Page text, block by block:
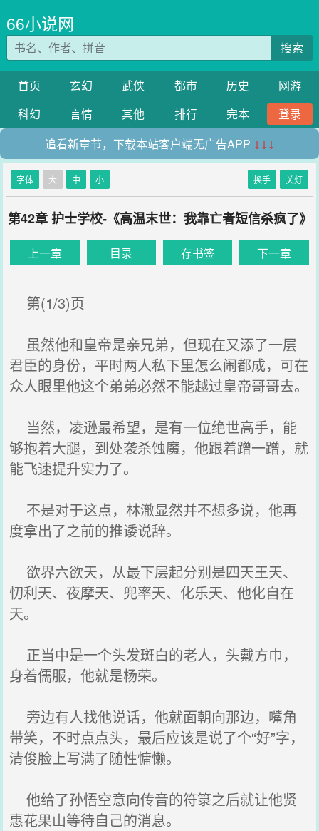
66小说网
搜索
首页 玄幻 武侠 都市 历史
网游
科幻
言情 其他 排行 完本
登录
追看新章节，下载本站客户端无广告APP ↓↓↓
字体 大 中 小 换手 关灯
第42章 护士学校-《高温末世：我靠亡者短信杀疯了》
上一章 目录 存书签 下一章
第(1/3)页
虽然他和皇帝是亲兄弟，但现在又添了一层
君臣的身份，平时两人私下里怎么闹都成，可在
众人眼里他这个弟弟必然不能越过皇帝哥哥去。
当然，凌逊最希望，是有一位绝世高手，能
够抱着大腿，到处袭杀蚀魔，他跟着蹭一蹭，就
能飞速提升实力了。
不是对于这点，林澈显然并不想多说，他再
度拿出了之前的推诿说辞。
欲界六欲天，从最下层起分别是四天王天、
忉利天、夜摩天、兜率天、化乐天、他化自在
天。
正当中是一个头发斑白的老人，头戴方巾，
身着儒服，他就是杨荣。
旁边有人找他说话，他就面朝向那边，嘴角
带笑，不时点点头，最后应该是说了个“好”字，
清俊脸上写满了随性慵懒。
他给了孙悟空意向传音的符箓之后就让他贤
惠花果山等待自己的消息。